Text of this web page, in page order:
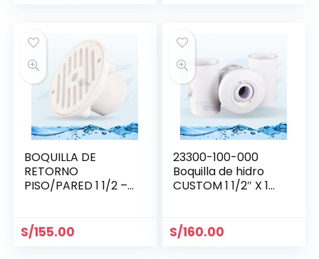
BOQUILLA DE
RETORNO
PISO/PARED 1 1/2 –
S/155.00
23300-100-000
Boquilla de hidro
CUSTOM 1 1/2″ X 1
S/160.00